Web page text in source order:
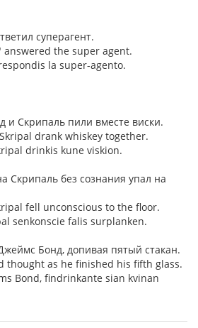
суперагент.
answered the super agent.
la super-agento.
Скрипаль пили вместе виски.
drank whiskey together.
drinkis kune viskion.
Скрипаль без сознания упал на
fell unconscious to the floor.
senkonscie falis surplanken.
Бонд, допивая пятый стакан.
thought as he finished his fifth glass.
Bond, findrinkante sian kvinan